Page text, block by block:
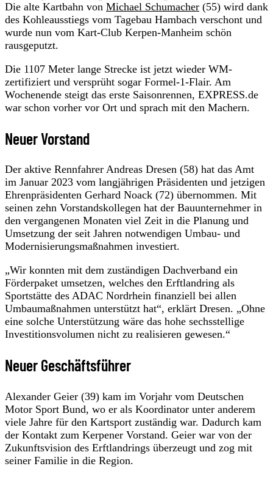
Die alte Kartbahn von Michael Schumacher (55) wird dank
des Kohleausstiegs vom Tagebau Hambach verschont und
wurde nun vom Kart-Club Kerpen-Manheim schön
rausgeputzt.
Die 1107 Meter lange Strecke ist jetzt wieder WM-
zertifiziert und versprüht sogar Formel-1-Flair. Am
Wochenende steigt das erste Saisonrennen, EXPRESS.de
war schon vorher vor Ort und sprach mit den Machern.
Neuer Vorstand
Der aktive Rennfahrer Andreas Dresen (58) hat das Amt
im Januar 2023 vom langjährigen Präsidenten und jetzigen
Ehrenpräsidenten Gerhard Noack (72) übernommen. Mit
seinen zehn Vorstandskollegen hat der Bauunternehmer in
den vergangenen Monaten viel Zeit in die Planung und
Umsetzung der seit Jahren notwendigen Umbau- und
Modernisierungsmaßnahmen investiert.
„Wir konnten mit dem zuständigen Dachverband ein
Förderpaket umsetzen, welches den Erftlandring als
Sportstätte des ADAC Nordrhein finanziell bei allen
Umbaumaßnahmen unterstützt hat“, erklärt Dresen. „Ohne
eine solche Unterstützung wäre das hohe sechsstellige
Investitionsvolumen nicht zu realisieren gewesen.“
Neuer Geschäftsführer
Alexander Geier (39) kam im Vorjahr vom Deutschen
Motor Sport Bund, wo er als Koordinator unter anderem
viele Jahre für den Kartsport zuständig war. Dadurch kam
der Kontakt zum Kerpener Vorstand. Geier war von der
Zukunftsvision des Erftlandrings überzeugt und zog mit
seiner Familie in die Region.